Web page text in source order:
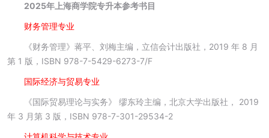
2025年上海商学院专升本参考书目
财务管理专业
《财务管理》蒋平、刘梅主编，立信会计出版社，2019 年 8 月
第 1 版，ISBN 978-7-5429-6273-7/F
国际经济与贸易专业
《国际贸易理论与实务》 缪东玲主编，北京大学出版社， 2019
年 3 月第 3 版，ISBN 978-7-301-29534-2